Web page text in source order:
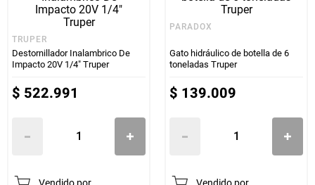
TRUPER
Destornillador Inalambrico De
Impacto 20V 1/4" Truper
$ 522.991
Vendido por
PARADOX
Gato hidráulico de botella de 6
toneladas Truper
$ 139.009
Vendido por